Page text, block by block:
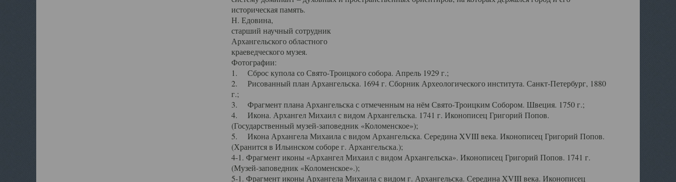
историческая память.
Н. Едовина,
старший научный сотрудник
Архангельского областного
краеведческого музея.
Фотографии:
1. Сброс купола со Свято-Троицкого собора. Апрель 1929 г.;
2. Рисованный план Архангельска. 1694 г. Сборник Археологического института. Санкт-Петербург, 1880
г.;
3. Фрагмент плана Архангельска с отмеченным на нём Свято-Троицким Собором. Швеция. 1750 г.;
4. Икона. Архангел Михаил с видом Архангельска. 1741 г. Иконописец Григорий Попов.
(Государственный музей-заповедник «Коломенское»);
5. Икона Архангела Михаила с видом Архангельска. Середина XVIII века. Иконописец Григорий Попов.
(Хранится в Ильинском соборе г. Архангельска.);
4-1. Фрагмент иконы «Архангел Михаил с видом Архангельска». Иконописец Григорий Попов. 1741 г.
(Музей-заповедник «Коломенское».);
5-1. Фрагмент иконы Архангела Михаила с видом г. Архангельска. Середина XVIII века. Иконописец